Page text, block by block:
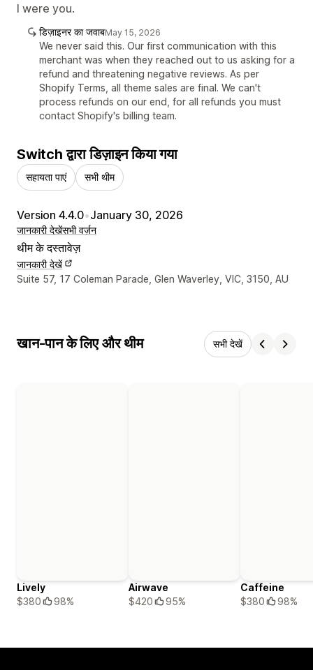
I were you.
डिज़ाइनर का जवाबMay 15, 2026
We never said this. Our first communication with this
merchant was when they reached out to us asking for a
refund and threatening negative reviews. As per
Shopify Terms, all theme sales are final. We can't
process refunds on our end, for all refunds you must
contact Shopify's billing team.
Switch द्वारा डिज़ाइन किया गया
सहायता पाएं सभी थीम
Version 4.4.0•January 30, 2026
जानकारी देखेंसभी वर्ज़न
थीम के दस्तावेज़
जानकारी देखें
डिज़ाइनर के संपर्क की जानकारी
Suite 57, 17 Coleman Parade, Glen Waverley, VIC, 3150, AU
खान-पान के लिए और थीम सभी देखें
Lively
$380
98%
Airwave
$420
95%
Caffeine
$380
98%